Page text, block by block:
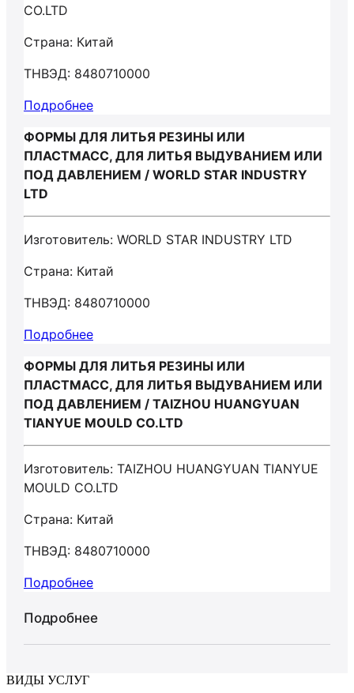
CO.LTD
Страна: Китай
ТНВЭД: 8480710000
Подробнее
ФОРМЫ ДЛЯ ЛИТЬЯ РЕЗИНЫ ИЛИ
ПЛАСТМАСС, ДЛЯ ЛИТЬЯ ВЫДУВАНИЕМ ИЛИ
ПОД ДАВЛЕНИЕМ / WORLD STAR INDUSTRY
LTD
Изготовитель: WORLD STAR INDUSTRY LTD
Страна: Китай
ТНВЭД: 8480710000
Подробнее
ФОРМЫ ДЛЯ ЛИТЬЯ РЕЗИНЫ ИЛИ
ПЛАСТМАСС, ДЛЯ ЛИТЬЯ ВЫДУВАНИЕМ ИЛИ
ПОД ДАВЛЕНИЕМ / TAIZHOU HUANGYUAN
TIANYUE MOULD CO.LTD
Изготовитель: TAIZHOU HUANGYUAN TIANYUE
MOULD CO.LTD
Страна: Китай
ТНВЭД: 8480710000
Подробнее
Подробнее
ВИДЫ УСЛУГ